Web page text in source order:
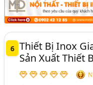
6 Thiết Bị Inox
Sản Xuất Thiết